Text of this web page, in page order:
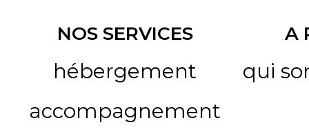
NOS SERVICES
hébergement
accompagnement
A
qui